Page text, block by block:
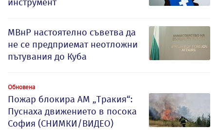
инструмент
МВнР настоятелно съветва да
не се предприемат неотложни
пътувания до Куба
Обновена
Пожар блокира АМ „Тракия“:
Пуснаха движението в посока
София (СНИМКИ/ВИДЕО)